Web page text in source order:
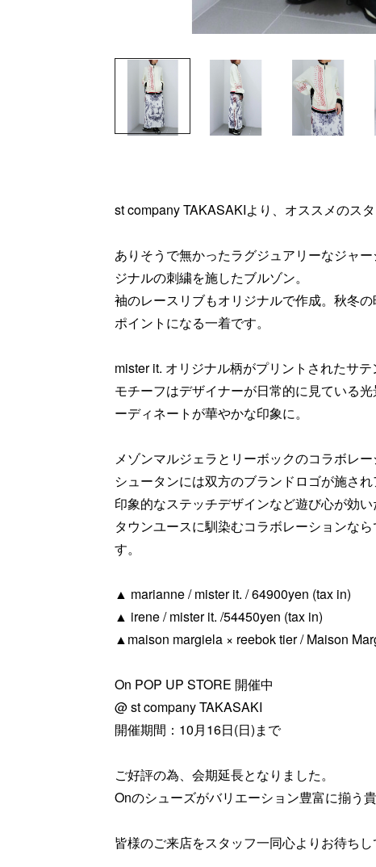
st company TAKASAKIより、オススメのス
ありそうで無かったラグジュアリーなジャ
ジナルの刺繍を施したブルゾン。
袖のレースリブもオリジナルで作成。秋冬
ポイントになる一着です。
mister it. オリジナル柄がプリントされたサテ
モチーフはデザイナーが日常的に見ている
ーディネートが華やかな印象に。
メゾンマルジェラとリーボックのコラボレー
シュータンには双方のブランドロゴが施され
印象的なステッチデザインなど遊び心が効い
タウンユースに馴染むコラボレーションな
す。
▲ marianne / mister it. / 64900yen (tax in)
▲ irene / mister it. /54450yen (tax in)
▲maison margiela × reebok tier / Maison
On POP UP STORE 開催中
@ st company TAKASAKI
開催期間：10月16日(日)まで
ご好評の為、会期延長となりました。
Onのシューズがバリエーション豊富に揃う
皆様のご来店をスタッフ一同心よりお待ちし